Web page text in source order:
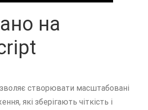
на
створювати масштабовані
які зберігають чіткість і